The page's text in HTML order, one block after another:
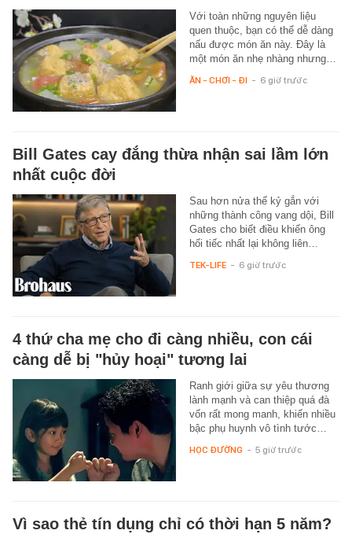
Với toàn những nguyên liệu
quen thuộc, bạn có thể dễ dàng
nấu được món ăn này. Đây là
một món ăn nhẹ nhàng nhưng…
ĂN - CHƠI - ĐI - 6 giờ trước
Bill Gates cay đắng thừa nhận sai lầm lớn
nhất cuộc đời
Sau hơn nửa thế kỷ gắn với
những thành công vang dội, Bill
Gates cho biết điều khiến ông
hối tiếc nhất lại không liên…
TEK-LIFE - 6 giờ trước
4 thứ cha mẹ cho đi càng nhiều, con cái
càng dễ bị "hủy hoại" tương lai
Ranh giới giữa sự yêu thương
lành mạnh và can thiệp quá đà
vốn rất mong manh, khiến nhiều
bậc phụ huynh vô tình tước…
HỌC ĐƯỜNG - 5 giờ trước
Vì sao thẻ tín dụng chỉ có thời hạn 5 năm?